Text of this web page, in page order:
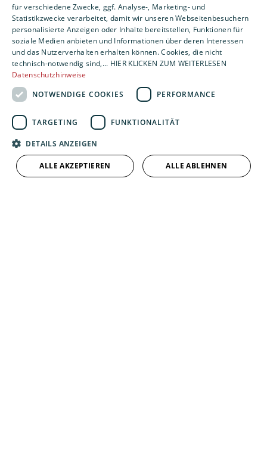
Badezimmer für Generationen
Erfahren Sie, wie generationenübergreifende
Badgestaltung Komfort, Sicherheit und modernes Design
vereint. Entdecken Sie zentrale Elemente wie ebenerdige
Duschen, rutschfeste Böden, smarte Technik und flexible
Lösungen, die Ihr Badezimmer für alle…
08. Juli 2025
Weiterlesen
für verschiedene Zwecke, ggf. Analyse-, Marketing- und
Statistikzwecke verarbeitet, damit wir unseren Webseitenbesuchern
personalisierte Anzeigen oder Inhalte bereitstellen, Funktionen für
soziale Medien anbieten und Informationen über deren Interessen
und das Nutzerverhalten erhalten können. Cookies, die nicht
technisch-notwendig sind,... HIER KLICKEN ZUM WEITERLESEN
Datenschutzhinweise
NOTWENDIGE COOKIES
PERFORMANCE
TARGETING FUNKTIONALITÄT
DETAILS ANZEIGEN
ALLE AKZEPTIEREN ALLE ABLEHNEN